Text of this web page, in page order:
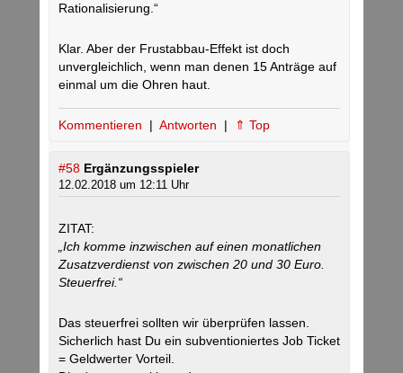
Rationalisierung.“
Klar. Aber der Frustabbau-Effekt ist doch
unvergleichlich, wenn man denen 15 Anträge auf
einmal um die Ohren haut.
Kommentieren | Antworten | ⇑ Top
#58 Ergänzungsspieler
12.02.2018 um 12:11 Uhr
ZITAT:
„Ich komme inzwischen auf einen monatlichen
Zusatzverdienst von zwischen 20 und 30 Euro.
Steuerfrei.“
Das steuerfrei sollten wir überprüfen lassen.
Sicherlich hast Du ein subventioniertes Job Ticket
= Geldwerter Vorteil.